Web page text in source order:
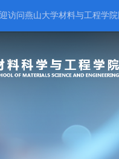
访问燕山大学材料与工程学